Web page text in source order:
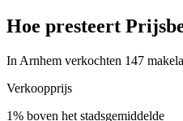
Hoe presteert
In Arnhem verkochten 147
Verkoopprijs
1% boven het stadsgemiddelde